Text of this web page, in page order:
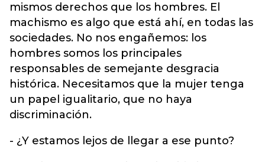
mismos derechos que los hombres. El
machismo es algo que está ahí, en todas las
sociedades. No nos engañemos: los
hombres somos los principales
responsables de semejante desgracia
histórica. Necesitamos que la mujer tenga
un papel igualitario, que no haya
discriminación.
- ¿Y estamos lejos de llegar a ese punto?